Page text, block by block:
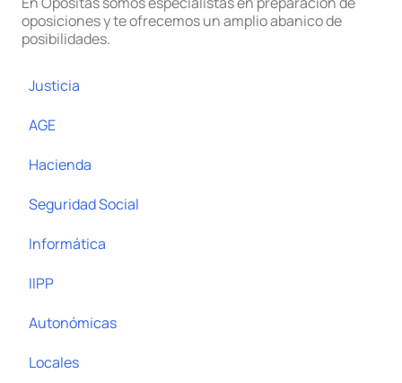
oposiciones y te ofrecemos un amplio abanico de
posibilidades.
Justicia
AGE
Hacienda
Seguridad Social
Informática
IIPP
Autonómicas
Locales